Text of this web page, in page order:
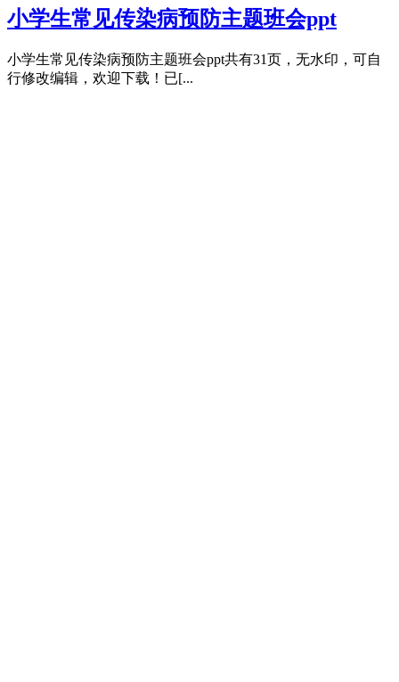
小学生常见传染病预防主题班会ppt
小学生常见传染病预防主题班会ppt共有31页，无水印，可自
行修改编辑，欢迎下载！已[...